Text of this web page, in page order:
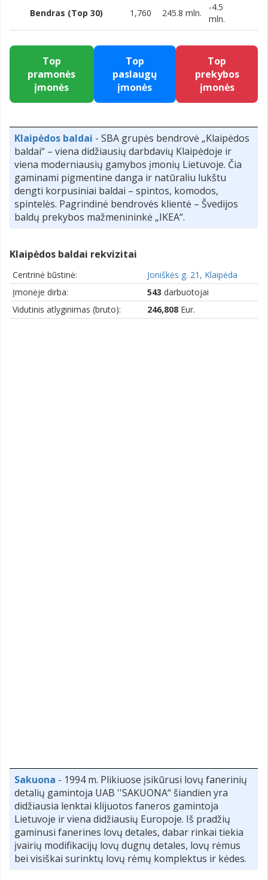
Bendras (Top 30) 1,760 245.8 mln.
-4.5
mln.
Top
pramonės
įmonės
Top
paslaugų
įmonės
Top
prekybos
įmonės
Klaipėdos baldai - SBA grupės bendrovė „Klaipėdos
baldai“ – viena didžiausių darbdavių Klaipėdoje ir
viena moderniausių gamybos įmonių Lietuvoje. Čia
gaminami pigmentine danga ir natūraliu lukštu
dengti korpusiniai baldai – spintos, komodos,
spintelės. Pagrindinė bendrovės klientė – Švedijos
baldų prekybos mažmenininkė „IKEA“.
Klaipėdos baldai rekvizitai
Centrinė būstinė:
Joniškės g. 21, Klaipėda
Įmonėje dirba:
543 darbuotojai
Vidutinis atlyginimas (bruto):
246,808 Eur.
Sakuona - 1994 m. Plikiuose įsikūrusi lovų fanerinių
detalių gamintoja UAB ''SAKUONA“ šiandien yra
didžiausia lenktai klijuotos faneros gamintoja
Lietuvoje ir viena didžiausių Europoje. Iš pradžių
gaminusi fanerines lovų detales, dabar rinkai tiekia
įvairių modifikacijų lovų dugnų detales, lovų rėmus
bei visiškai surinktų lovų rėmų komplektus ir kėdes.